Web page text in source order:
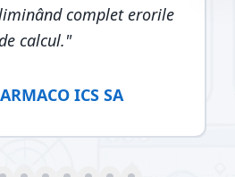
complet erorile
calcul."
ICS SA